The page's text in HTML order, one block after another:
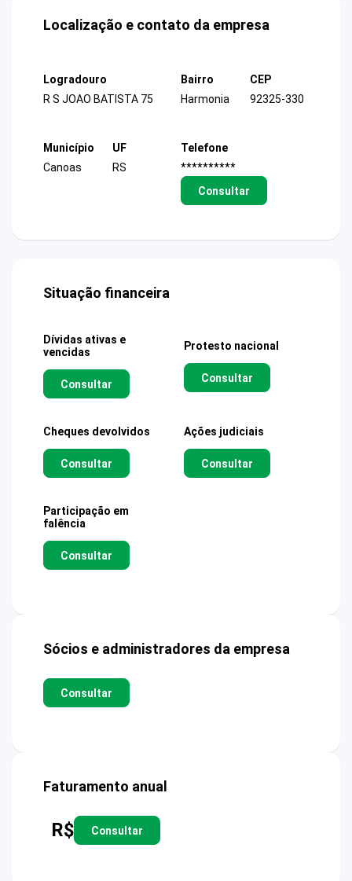
Localização e contato da empresa
Logradouro
R S JOAO BATISTA 75
Bairro
Harmonia
CEP
92325-330
Município
Canoas
UF
RS
Telefone
**********
Consultar
Situação financeira
Dívidas ativas e
vencidas
Consultar
Protesto nacional
Consultar
Cheques devolvidos
Consultar
Ações judiciais
Consultar
Participação em
falência
Consultar
Sócios e administradores da empresa
Consultar
Faturamento anual
R$ Consultar